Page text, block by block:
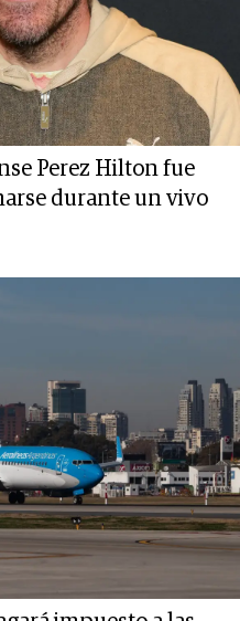
Perez Hilton fue
durante un vivo